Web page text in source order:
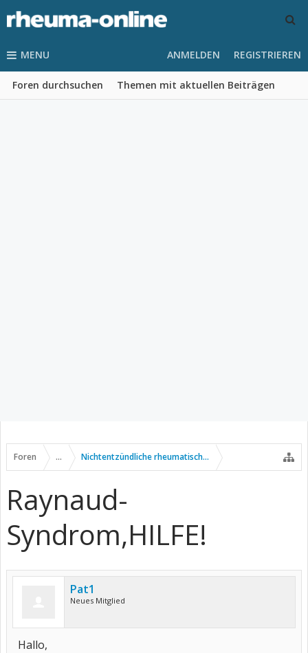
MENU
Foren durchsuchen Themen mit aktuellen Beiträgen
ANMELDEN REGISTRIEREN
Foren ... Nichtentzündliche rheumatische Erkrankungen
Raynaud-
Syndrom,HILFE!
Pat1
Neues Mitglied
Hallo,